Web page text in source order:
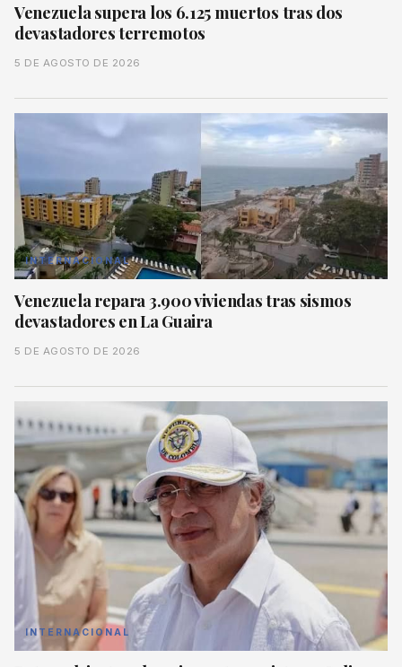
Venezuela supera los 6.125 muertos tras dos
devastadores terremotos
5 DE AGOSTO DE 2026
INTERNACIONAL
Venezuela repara 3.900 viviendas tras sismos
devastadores en La Guaira
5 DE AGOSTO DE 2026
INTERNACIONAL